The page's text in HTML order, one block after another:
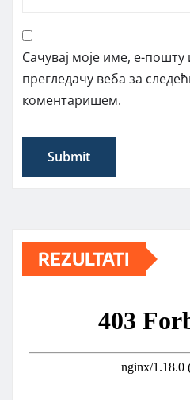
Сачувај моје име, е-
прегледачу веба за
коментаришем.
REZULTATI